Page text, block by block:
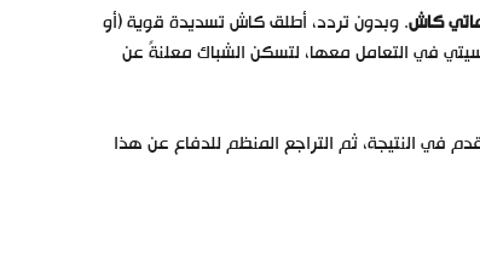
كاش. وبدون تردد، أطلق كاش تسديدة قوية (أو
في التعامل معها، لتسكن الشباك معلنةً عن
في النتيجة، ثم التراجع المنظم للدفاع عن هذا